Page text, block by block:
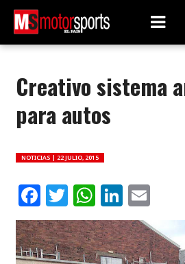
Creativo sistema
para autos
NOTICIAS | 22 JULIO, 2015
Facebook
Twitter